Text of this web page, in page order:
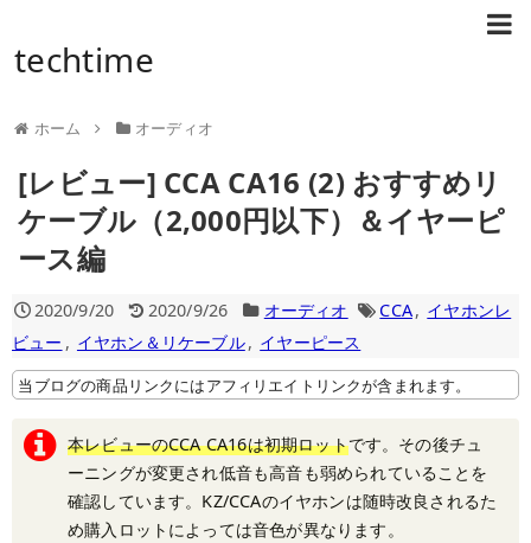
techtime
ホーム オーディオ
[レビュー] CCA CA16 (2) おすすめリ
ケーブル（2,000円以下）＆イヤーピ
ース編
2020/9/20 2020/9/26 オーディオ CCA, イヤホンレ
ビュー , イヤホン＆リケーブル, イヤーピース
当ブログの商品リンクにはアフィリエイトリンクが含まれます。
本レビューのCCA CA16は初期ロットです。その後チュ
ーニングが変更され低音も高音も弱められていることを
確認しています。KZ/CCAのイヤホンは随時改良されるた
め購入ロットによっては音色が異なります。